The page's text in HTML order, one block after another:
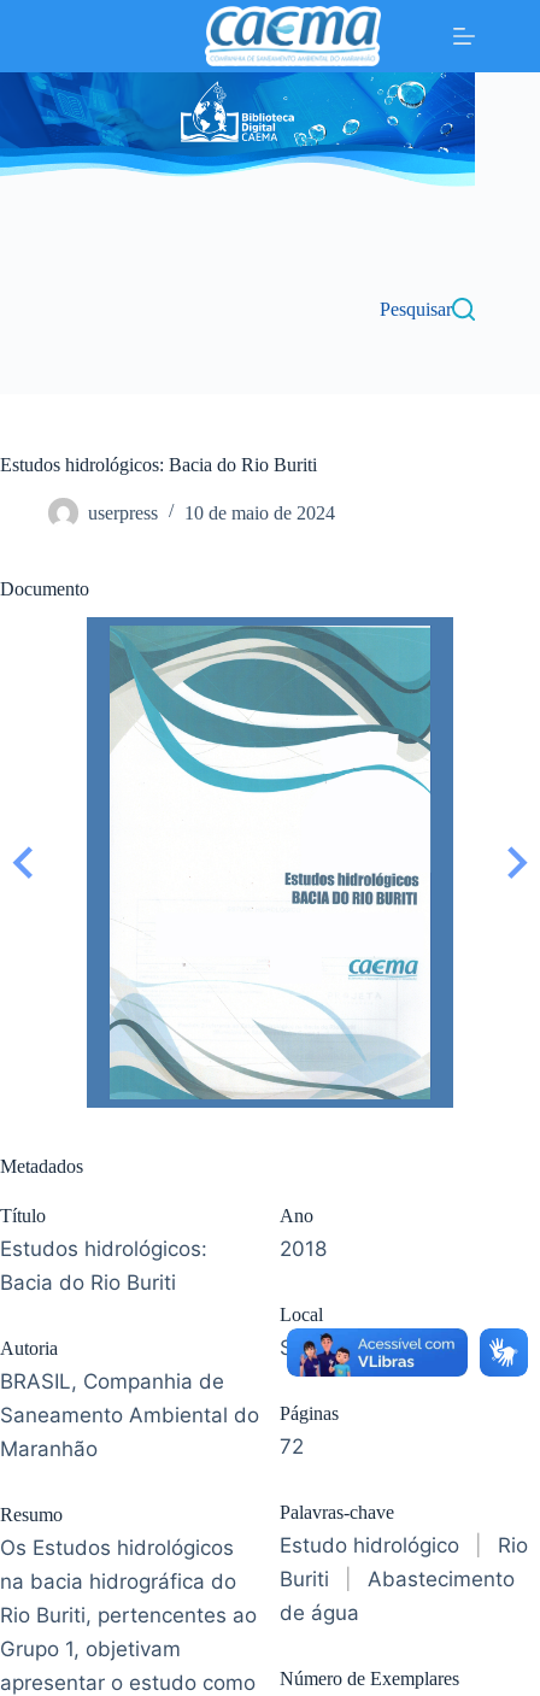
conteúdo
Pesquisar
Estudos hidrológicos: Bacia do Rio Buriti
userpress 10 de maio de 2024
Documento
Metadados
Título
Estudos hidrológicos:
Bacia do Rio Buriti
Autoria
BRASIL, Companhia de
Saneamento Ambiental do
Maranhão
Resumo
Os Estudos hidrológicos
na bacia hidrográfica do
Rio Buriti, pertencentes ao
Grupo 1, objetivam
apresentar o estudo como
Ano
2018
Local
São Luís - MA
Páginas
72
Palavras-chave
Estudo hidrológico
Rio
Buriti
Abastecimento
de água
Número de Exemplares